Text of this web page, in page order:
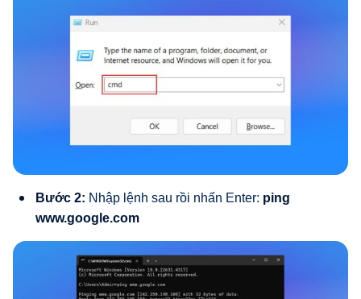
Bước 2: Nhập lệnh sau rồi nhấn Enter: ping
www.google.com